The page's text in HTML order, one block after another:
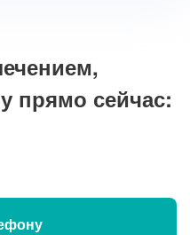
прямо сейчас: